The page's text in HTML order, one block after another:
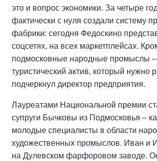
это и вопрос экономики. За четыре
фактически с нуля создали систему
фабрики: сегодня Федоскино
соцсетях, на всех маркетплейсах.
подмосковные народные промыслы –
туристический актив, который нужно
подчеркнул директор предприятия.
Лауреатами Национальной премии
супруги Бычковы из Подмосковья –
молодые специалисты в области
художественных промыслов. Иван и
на Дулевском фарфоровом заводе.